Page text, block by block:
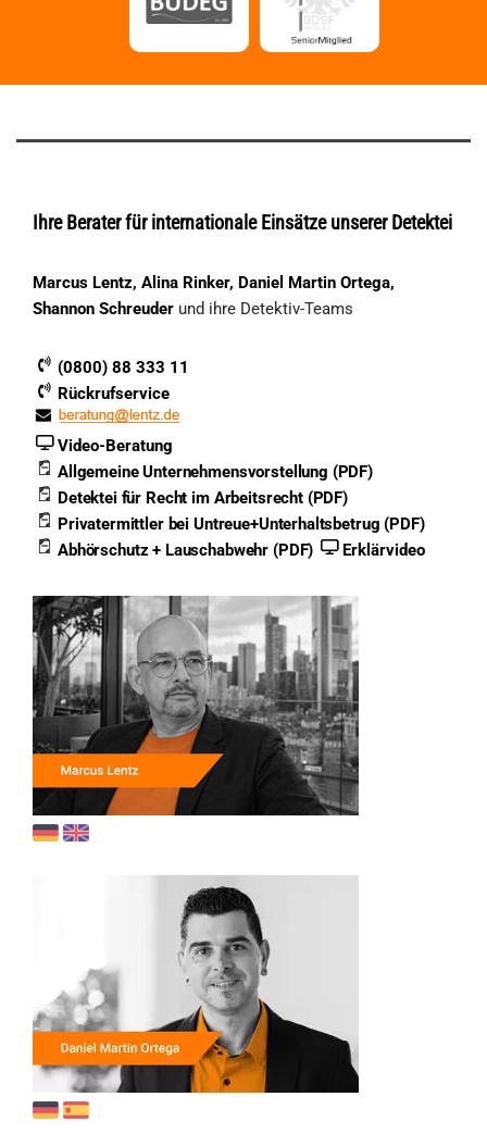
Ihre Berater für internationale Einsätze unserer Detektei
Marcus Lentz, Alina Rinker, Daniel Martin Ortega,
Shannon Schreuder und ihre Detektiv-Teams
(0800) 88 333 11
Rückrufservice
Video-Beratung
Allgemeine Unternehmensvorstellung (PDF)
Detektei für Recht im Arbeitsrecht (PDF)
Privatermittler bei Untreue+Unterhaltsbetrug (PDF)
Abhörschutz + Lauschabwehr (PDF)
Erklärvideo